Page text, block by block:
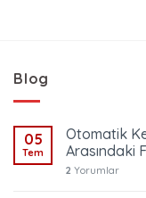
Blog
05
Tem
Otomatik
Arasındaki
2 Yorumlar